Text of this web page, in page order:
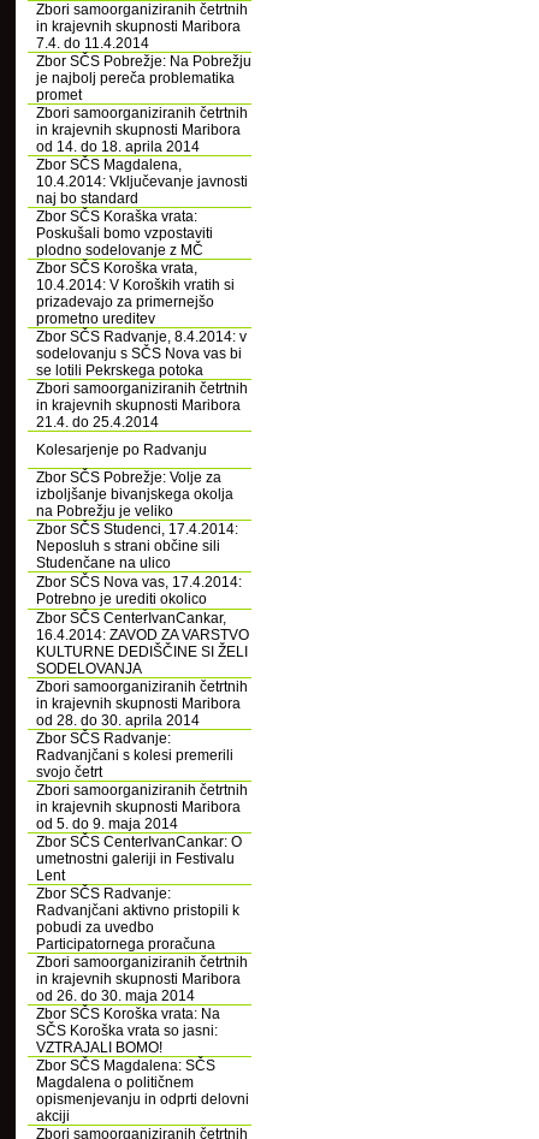
Zbori samoorganiziranih četrtnih
in krajevnih skupnosti Maribora
7.4. do 11.4.2014
Zbor SČS Pobrežje: Na Pobrežju
je najbolj pereča problematika
promet
Zbori samoorganiziranih četrtnih
in krajevnih skupnosti Maribora
od 14. do 18. aprila 2014
Zbor SČS Magdalena,
10.4.2014: Vključevanje javnosti
naj bo standard
Zbor SČS Koraška vrata:
Poskušali bomo vzpostaviti
plodno sodelovanje z MČ
Zbor SČS Koroška vrata,
10.4.2014: V Koroških vratih si
prizadevajo za primernejšo
prometno ureditev
Zbor SČS Radvanje, 8.4.2014: v
sodelovanju s SČS Nova vas bi
se lotili Pekrskega potoka
Zbori samoorganiziranih četrtnih
in krajevnih skupnosti Maribora
21.4. do 25.4.2014
Kolesarjenje po Radvanju
Zbor SČS Pobrežje: Volje za
izboljšanje bivanjskega okolja
na Pobrežju je veliko
Zbor SČS Studenci, 17.4.2014:
Neposluh s strani občine sili
Studenčane na ulico
Zbor SČS Nova vas, 17.4.2014:
Potrebno je urediti okolico
Zbor SČS CenterIvanCankar,
16.4.2014: ZAVOD ZA VARSTVO
KULTURNE DEDIŠČINE SI ŽELI
SODELOVANJA
Zbori samoorganiziranih četrtnih
in krajevnih skupnosti Maribora
od 28. do 30. aprila 2014
Zbor SČS Radvanje:
Radvanjčani s kolesi premerili
svojo četrt
Zbori samoorganiziranih četrtnih
in krajevnih skupnosti Maribora
od 5. do 9. maja 2014
Zbor SČS CenterIvanCankar: O
umetnostni galeriji in Festivalu
Lent
Zbor SČS Radvanje:
Radvanjčani aktivno pristopili k
pobudi za uvedbo
Participatornega proračuna
Zbori samoorganiziranih četrtnih
in krajevnih skupnosti Maribora
od 26. do 30. maja 2014
Zbor SČS Koroška vrata: Na
SČS Koroška vrata so jasni:
VZTRAJALI BOMO!
Zbor SČS Magdalena: SČS
Magdalena o političnem
opismenjevanju in odprti delovni
akciji
Zbori samoorganiziranih četrtnih